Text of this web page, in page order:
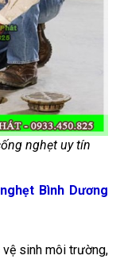
nghẹt uy tín
Bình Dương
sinh môi trường,